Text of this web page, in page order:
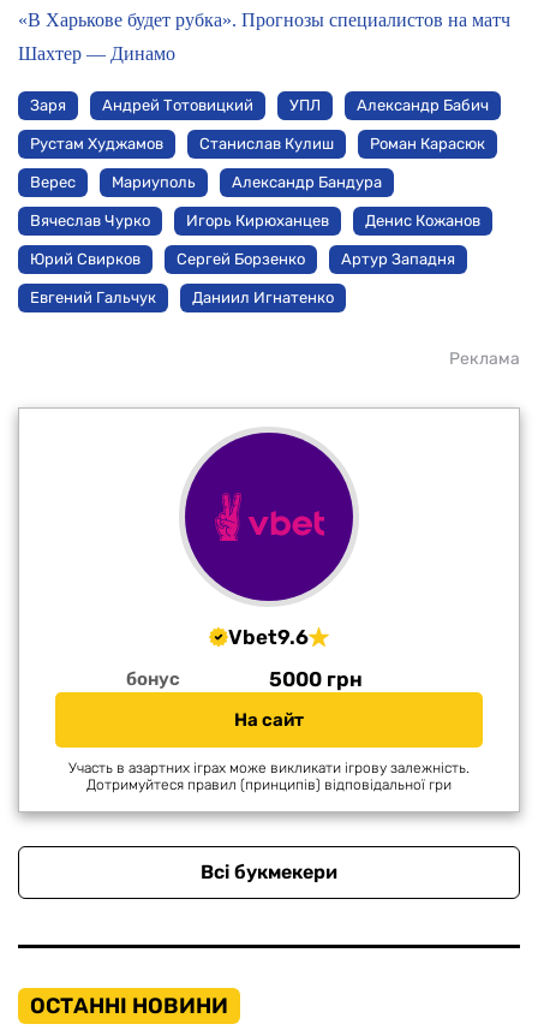
«В Харькове будет рубка». Прогнозы специалистов на матч
Шахтер — Динамо
Заря Андрей Тотовицкий УПЛ Александр Бабич
Рустам Худжамов Станислав Кулиш Роман Карасюк
Верес Мариуполь Александр Бандура
Вячеслав Чурко Игорь Кирюханцев Денис Кожанов
Юрий Свирков Сергей Борзенко Артур Западня
Евгений Гальчук Даниил Игнатенко
Реклама
Vbet9.6
бонус 5000 грн
На сайт
Участь в азартних іграх може викликати ігрову залежність.
Дотримуйтеся правил (принципів) відповідальної гри
Всі букмекери
ОСТАННІ НОВИНИ